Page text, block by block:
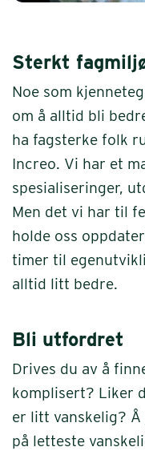
Sterkt
Noe som
om å alltid bli
ha fagsterke folk
Increo. Vi har et
spesialiseringer,
Men det vi har til
holde oss
timer til
alltid litt bedre.
Bli utfordret
Drives du av å
komplisert? Liker
er litt vanskelig?
på letteste